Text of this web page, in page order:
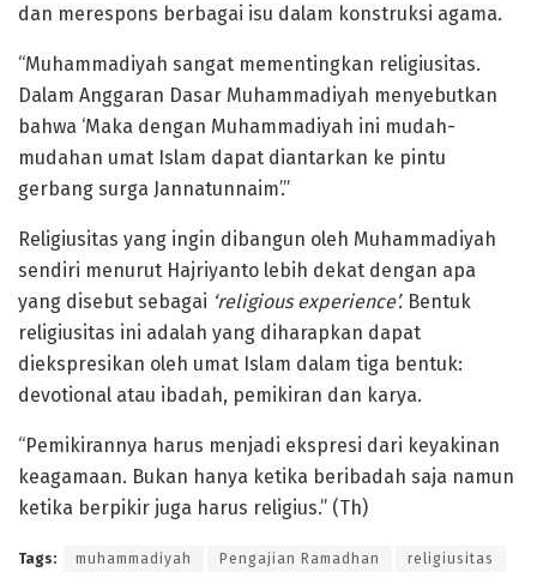
dan merespons berbagai isu dalam konstruksi agama.
“Muhammadiyah sangat mementingkan religiusitas.
Dalam Anggaran Dasar Muhammadiyah menyebutkan
bahwa ‘Maka dengan Muhammadiyah ini mudah-
mudahan umat Islam dapat diantarkan ke pintu
gerbang surga Jannatunnaim’.”
Religiusitas yang ingin dibangun oleh Muhammadiyah
sendiri menurut Hajriyanto lebih dekat dengan apa
yang disebut sebagai ‘religious experience’. Bentuk
religiusitas ini adalah yang diharapkan dapat
diekspresikan oleh umat Islam dalam tiga bentuk:
devotional atau ibadah, pemikiran dan karya.
“Pemikirannya harus menjadi ekspresi dari keyakinan
keagamaan. Bukan hanya ketika beribadah saja namun
ketika berpikir juga harus religius.” (Th)
Tags: muhammadiyah Pengajian Ramadhan religiusitas